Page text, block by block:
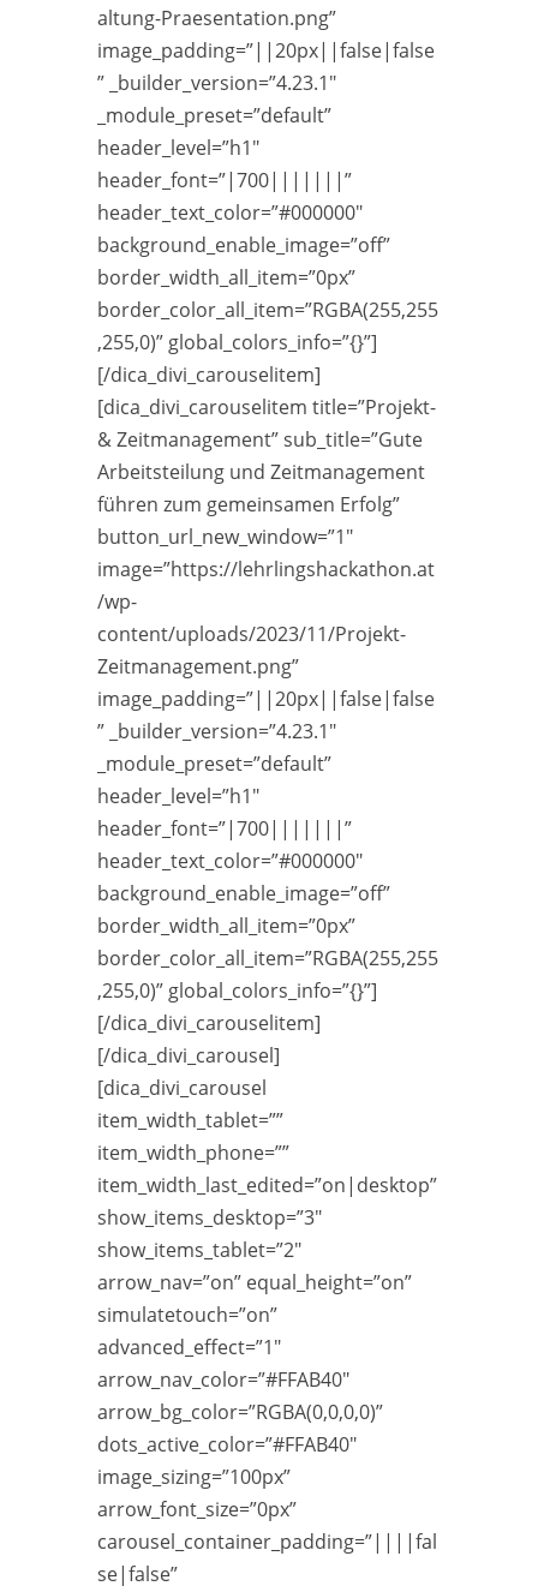
altung-Praesentation.png”
image_padding=”||20px||false|false
” _builder_version=”4.23.1″
_module_preset=”default”
header_level=”h1″
header_font=”|700|||||||”
header_text_color=”#000000″
background_enable_image=”off”
border_width_all_item=”0px”
border_color_all_item=”RGBA(255,255
,255,0)” global_colors_info=”{}”]
[/dica_divi_carouselitem]
[dica_divi_carouselitem title=”Projekt-
& Zeitmanagement” sub_title=”Gute
Arbeitsteilung und Zeitmanagement
führen zum gemeinsamen Erfolg”
button_url_new_window=”1″
image=”https://lehrlingshackathon.at
/wp-
content/uploads/2023/11/Projekt-
Zeitmanagement.png”
image_padding=”||20px||false|false
” _builder_version=”4.23.1″
_module_preset=”default”
header_level=”h1″
header_font=”|700|||||||”
header_text_color=”#000000″
background_enable_image=”off”
border_width_all_item=”0px”
border_color_all_item=”RGBA(255,255
,255,0)” global_colors_info=”{}”]
[/dica_divi_carouselitem]
[/dica_divi_carousel]
[dica_divi_carousel
item_width_tablet=””
item_width_phone=””
item_width_last_edited=”on|desktop”
show_items_desktop=”3″
show_items_tablet=”2″
arrow_nav=”on” equal_height=”on”
simulatetouch=”on”
advanced_effect=”1″
arrow_nav_color=”#FFAB40″
arrow_bg_color=”RGBA(0,0,0,0)”
dots_active_color=”#FFAB40″
image_sizing=”100px”
arrow_font_size=”0px”
carousel_container_padding=”||||fal
se|false”